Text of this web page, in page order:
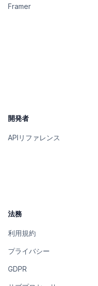
Framer
開発者
APIリファレンス
法務
利用規約
プライバシー
GDPR